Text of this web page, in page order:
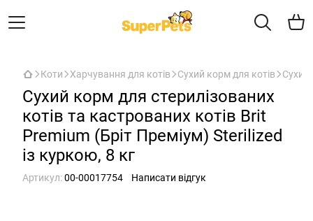
Коти Харчування для котів Сухий корм для котів Сухий
Сухий корм для стерилізованих
котів та кастрованих котів Brit
Premium (Бріт Преміум) Sterilized
із куркою, 8 кг
Артикул:00-00017754 Написати відгук